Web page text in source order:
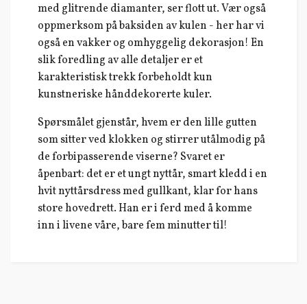
med glitrende diamanter, ser flott ut. Vær også
oppmerksom på baksiden av kulen - her har vi
også en vakker og omhyggelig dekorasjon! En
slik foredling av alle detaljer er et
karakteristisk trekk forbeholdt kun
kunstneriske hånddekorerte kuler.
Spørsmålet gjenstår, hvem er den lille gutten
som sitter ved klokken og stirrer utålmodig på
de forbipasserende viserne? Svaret er
åpenbart: det er et ungt nyttår, smart kledd i en
hvit nyttårsdress med gullkant, klar for hans
store hovedrett. Han er i ferd med å komme
inn i livene våre, bare fem minutter til!